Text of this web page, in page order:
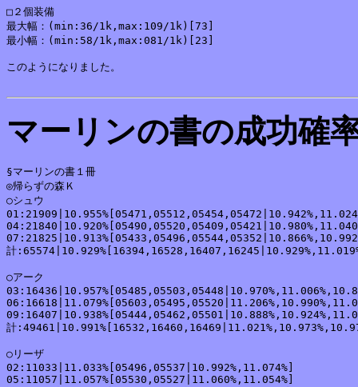
□２個装備
最大幅：(min:36/1k,max:109/1k)[73]
最小幅：(min:58/1k,max:081/1k)[23]
このようになりました。
マーリンの書の成功確
§マーリンの書１冊
◎帰らずの森Ｋ
○シュウ
計
○アーク
計
○リーザ
02:11033|11.033%[05496,05537|10.992%,11.074%]
05:11057|11.057%[05530,05527|11.060%,11.054%]